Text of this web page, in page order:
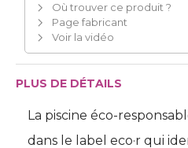
Où trouver ce produit ?
Page fabricant
Voir la vidéo
PLUS DE DÉTAILS
La piscine éco-
dans le label eco·r qui